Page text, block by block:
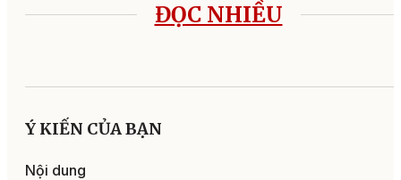
ĐỌC NHIỀU
Ý KIẾN CỦA BẠN
Nội dung